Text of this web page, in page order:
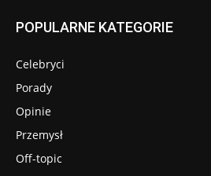
POPULARNE KATEGORIE
Celebryci
Porady
Opinie
Przemysł
Off-topic